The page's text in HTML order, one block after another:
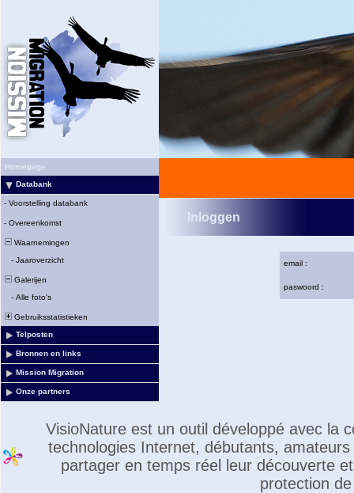
Homepage
Databank
- Voorstelling databank
- Overeenkomst
Waarnemingen
- Jaaroverzicht
Galerijen
- Alle foto's
Gebruiksstatistieken
Telposten
Bronnen en links
Mission Migration
Onze partners
Inloggen
email :
paswoord :
VisioNature est un outil développé avec la
technologies Internet, débutants,
partager en temps réel leur découverte
protection